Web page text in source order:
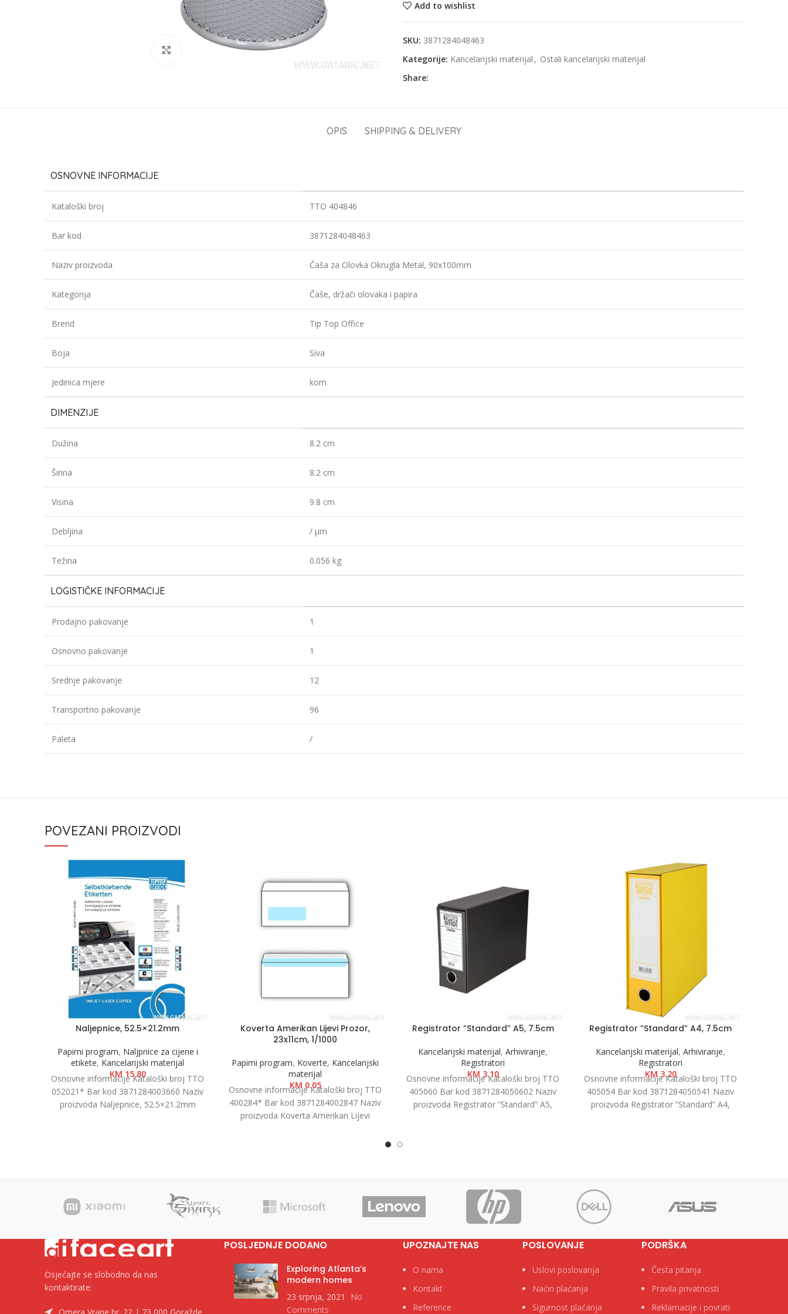
Click to enlarge
Add to wishlist
SKU: 3871284048463
Kategorije: Kancelarijski materijal , Ostali kancelarijski materijal
Share:
OPIS SHIPPING & DELIVERY
OSNOVNE INFORMACIJE
Kataloški broj TTO 404846
Bar kod 3871284048463
Naziv proizvoda Čaša za Olovka Okrugla Metal, 90x100mm
Kategorija Čaše, držači olovaka i papira
Brend Tip Top Office
Boja Siva
Jedinica mjere kom
DIMENZIJE
Dužina 8.2 cm
Širina 8.2 cm
Visina 9.8 cm
Debljina / µm
Težina 0.056 kg
LOGISTIČKE INFORMACIJE
Prodajno pakovanje 1
Osnovno pakovanje 1
Srednje pakovanje 12
Transportno pakovanje 96
Paleta /
POVEZANI PROIZVODI
Naljepnice, 52.5×21.2mm
Papirni program, Naljpnice za cijene i
etikete, Kancelarijski materijal
KM15.80
Osnovne informacije Kataloški broj TTO
052021* Bar kod 3871284003660 Naziv
proizvoda Naljepnice, 52.5×21.2mm
Koverta Amerikan Lijevi Prozor,
23x11cm, 1/1000
Papirni program, Koverte, Kancelarijski
materijal
KM0.05
Osnovne informacije Kataloški broj TTO
400284* Bar kod 3871284002847 Naziv
proizvoda Koverta Amerikan Lijevi
Registrator ”Standard” A5, 7.5cm
Kancelarijski materijal, Arhiviranje,
Registratori
KM3.10
Osnovne informacije Kataloški broj TTO
405060 Bar kod 3871284050602 Naziv
proizvoda Registrator ”Standard” A5,
Registrator ”Standard” A4, 7.5cm
Kancelarijski materijal, Arhiviranje,
Registratori
KM3.20
Osnovne informacije Kataloški broj TTO
405054 Bar kod 3871284050541 Naziv
proizvoda Registrator ”Standard” A4,
Osjećajte se slobodno da nas
kontaktirate:
POSLJEDNJE DODANO
Exploring Atlanta’s
modern homes
23 srpnja, 2021
No
Comments
UPOZNAJTE NAS
O nama
Kontakt
Reference
POSLOVANJE
Uslovi poslovanja
Naćin plaćanja
Sigurnost plaćanja
PODRŠKA
Česta pitanja
Pravila privatnosti
Reklamacije i povrati